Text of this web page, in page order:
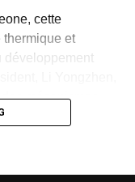
cette
et
développement
mécanismes
d’un éventuel